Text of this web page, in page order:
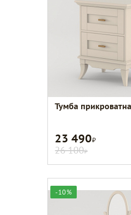
Тумба
23 490Р
26 100Р
-10%